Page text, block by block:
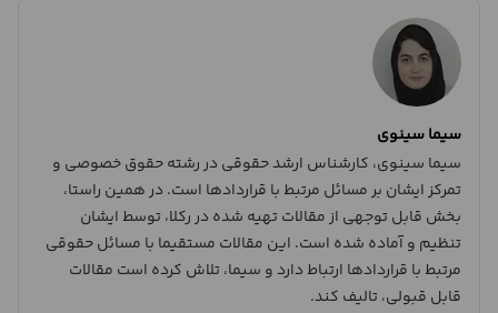
سیما سینوی
سیما سینوی، کارشناس ارشد حقوقی در رشته حقوق خصوصی و
تمرکز ایشان بر مسائل مرتبط با قراردادها است. در همین راستا،
بخش قابل توجهی از مقالات تهیه شده در رکلا، توسط ایشان
تنظیم و آماده شده است. این مقالات مستقیما با مسائل حقوقی
مرتبط با قراردادها ارتباط دارد و سیما، تلاش کرده است مقالات
قابل قبولی، تالیف کند.